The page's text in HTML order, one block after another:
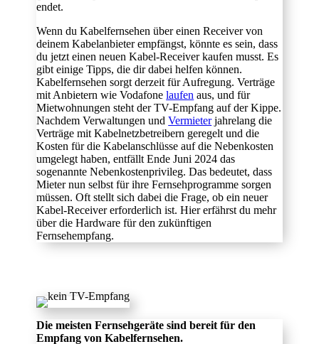
endet.
Wenn du Kabelfernsehen über einen Receiver von
deinem Kabelanbieter empfängst, könnte es sein, dass
du jetzt einen neuen Kabel-Receiver kaufen musst. Es
gibt einige Tipps, die dir dabei helfen können.
Kabelfernsehen sorgt derzeit für Aufregung. Verträge
mit Anbietern wie Vodafonelaufen aus, und für
Mietwohnungen steht der TV-Empfang auf der Kippe.
Nachdem Verwaltungen undVermieterjahrelang die
Verträge mit Kabelnetzbetreibern geregelt und die
Kosten für die Kabelanschlüsse auf die Nebenkosten
umgelegt haben, entfällt Ende Juni 2024 das
sogenannte Nebenkostenprivileg. Das bedeutet, dass
Mieter nun selbst für ihre Fernsehprogramme sorgen
müssen. Oft stellt sich dabei die Frage, ob ein neuer
Kabel-Receiver erforderlich ist. Hier erfährst du mehr
über die Hardware für den zukünftigen
Fernsehempfang.
Die meisten Fernsehgeräte sind bereit für den
Empfang von Kabelfernsehen.